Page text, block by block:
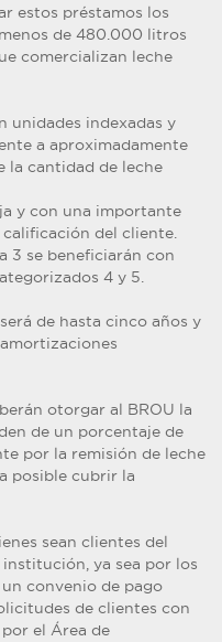
estos préstamos los
de 480.000 litros
comercializan leche
unidades indexadas y
a aproximadamente
la cantidad de leche
y con una importante
del cliente.
3 se beneficiarán con
4 y 5.
de hasta cinco años y
otorgar al BROU la
de un porcentaje de
por la remisión de leche
posible cubrir la
sean clientes del
ya sea por los
convenio de pago
de clientes con
el Área de